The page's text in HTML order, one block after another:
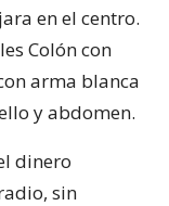
en el centro.
Colón con
arma blanca
y abdomen.
dinero
sin